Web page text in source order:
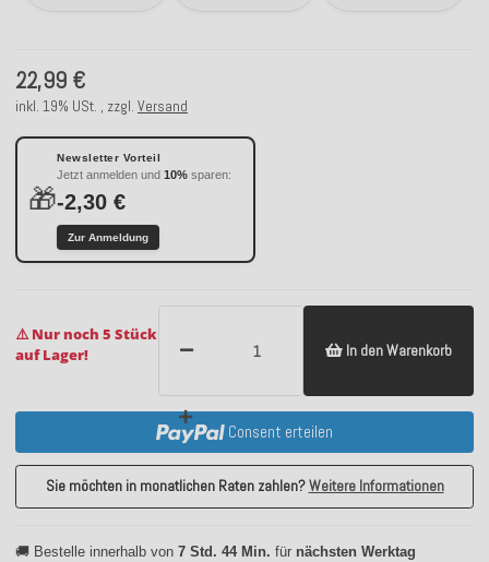
22,99 €
inkl. 19% USt. , zzgl. Versand
🎁
Newsletter Vorteil
Jetzt anmelden und 10% sparen:
-2,30 €
Zur Anmeldung
⚠️ Nur noch 5 Stück
auf Lager!
In den Warenkorb
Consent erteilen
Sie möchten in monatlichen Raten zahlen?Weitere Informationen
🚚 Bestelle innerhalb von 7 Std. 44 Min. für nächsten Werktag